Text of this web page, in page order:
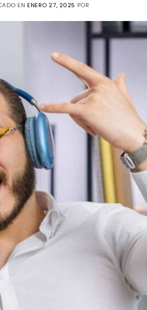
ENENERO 27, 2025 POR